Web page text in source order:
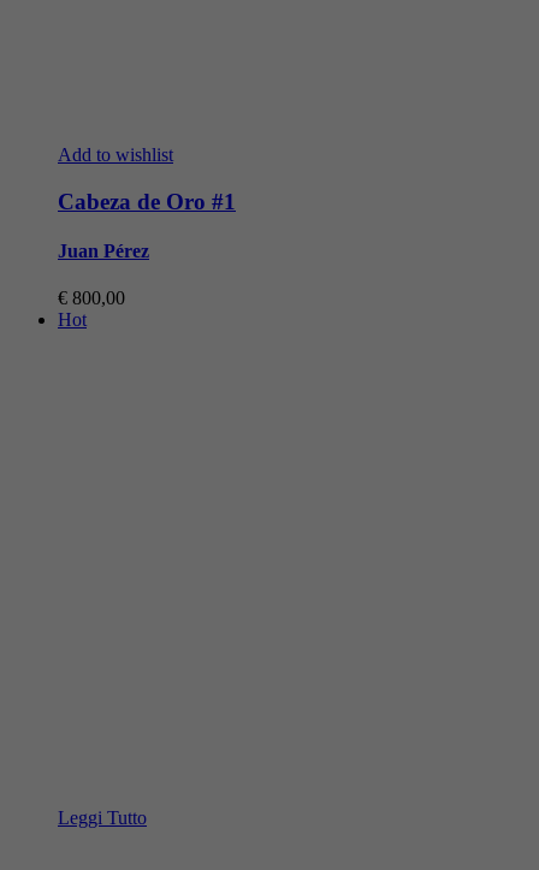
Add to wishlist
Cabeza de Oro #1
Juan Pérez
€ 800,00
Hot
Leggi Tutto